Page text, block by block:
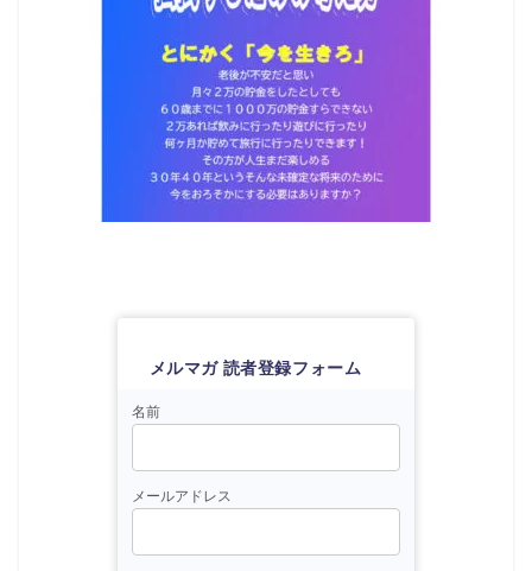
メルマガ 読者登録フォーム
名前
メールアドレス